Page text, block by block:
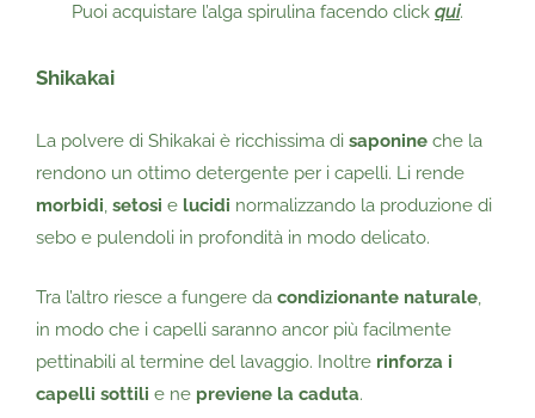
Puoi acquistare l’alga spirulina facendo click qui.
Shikakai
La polvere di Shikakai è ricchissima di saponine che la
rendono un ottimo detergente per i capelli. Li rende
morbidi, setosi e lucidi normalizzando la produzione di
sebo e pulendoli in profondità in modo delicato.
Tra l’altro riesce a fungere da condizionante naturale,
in modo che i capelli saranno ancor più facilmente
pettinabili al termine del lavaggio. Inoltre rinforza i
capelli sottili e ne previene la caduta.